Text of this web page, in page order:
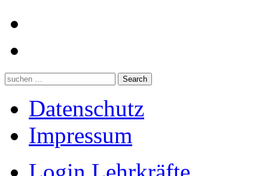
Datenschutz
Impressum